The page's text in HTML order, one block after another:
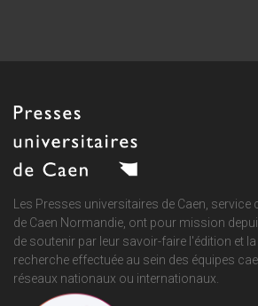
Les Presses universitaires de Caen, service
de Caen Normandie, ont pour mission
de soutenir par leur savoir-faire l'édition et
recherche effectuée au sein des équipes
réseaux nationaux ou internationaux.